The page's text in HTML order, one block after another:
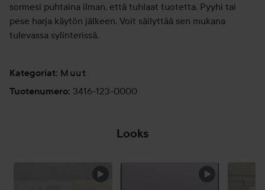
sormesi puhtaina ilman, että tuhlaat tuotetta. Pyyhi tai
pese harja käytön jälkeen. Voit säilyttää sen mukana
tulevassa sylinterissä.
Kategoriat: Muut
Tuotenumero: 3416-123-0000
Looks